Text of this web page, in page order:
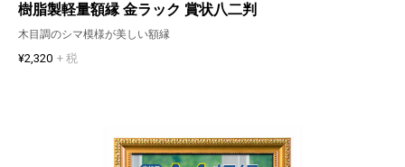
樹脂製軽量額縁 金ラック 賞状八二判
木目調のシマ模様が美しい額縁
¥2,320 + 税